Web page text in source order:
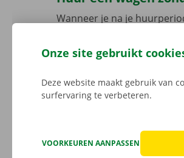
Wanneer je na je
persoonlijke service
voorhand samen de
van pechverhelping
Onze site gebruikt
Deze website maakt gebruik van
surfervaring te verbeteren.
VOORKEUREN AANPASSEN